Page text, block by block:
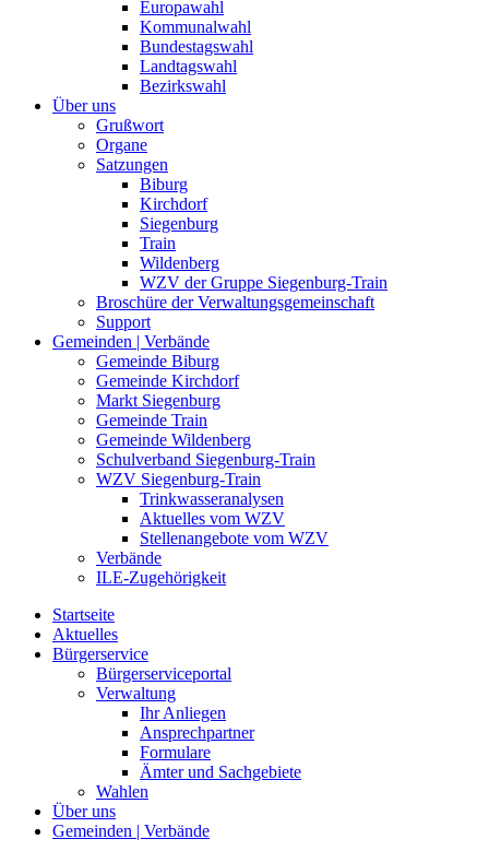
Europawahl
Kommunalwahl
Bundestagswahl
Landtagswahl
Bezirkswahl
Über uns
Grußwort
Organe
Satzungen
Biburg
Kirchdorf
Siegenburg
Train
Wildenberg
WZV der Gruppe Siegenburg-Train
Broschüre der Verwaltungsgemeinschaft
Support
Gemeinden | Verbände
Gemeinde Biburg
Gemeinde Kirchdorf
Markt Siegenburg
Gemeinde Train
Gemeinde Wildenberg
Schulverband Siegenburg-Train
WZV Siegenburg-Train
Trinkwasseranalysen
Aktuelles vom WZV
Stellenangebote vom WZV
Verbände
ILE-Zugehörigkeit
Startseite
Aktuelles
Bürgerservice
Bürgerserviceportal
Verwaltung
Ihr Anliegen
Ansprechpartner
Formulare
Ämter und Sachgebiete
Wahlen
Über uns
Gemeinden | Verbände